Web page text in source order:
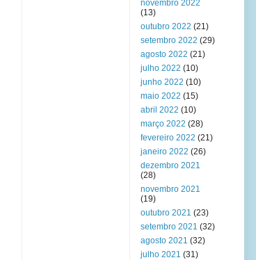
novembro 2022
(13)
outubro 2022 (21)
setembro 2022 (29)
agosto 2022 (21)
julho 2022 (10)
junho 2022 (10)
maio 2022 (15)
abril 2022 (10)
março 2022 (28)
fevereiro 2022 (21)
janeiro 2022 (26)
dezembro 2021
(28)
novembro 2021
(19)
outubro 2021 (23)
setembro 2021 (32)
agosto 2021 (32)
julho 2021 (31)